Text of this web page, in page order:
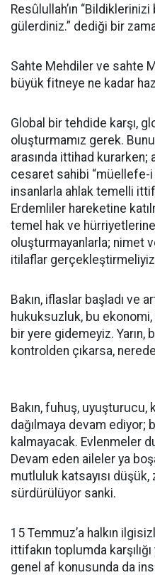
Resûlullah’ın
gülerdiniz.” dediği bir
Sahte Mehdiler ve sahte
büyük fitneye ne kadar
Global bir tehdide karşı,
oluşturmamız gerek.
arasında ittihad kurarken;
cesaret sahibi “müellefe-
insanlarla ahlak temelli
Erdemliler hareketine
temel hak ve
oluşturmayanlarla; nimet
itilaflar
Bakın, iflaslar başladı ve
hukuksuzluk, bu ekonomi,
bir yere gidemeyiz.
kontrolden çıkarsa,
Bakın, fuhuş, uyuşturucu,
dağılmaya devam ediyor;
kalmayacak. Evlenmeler
Devam eden aileler ya
mutluluk katsayısı
sürdürülüyor sanki.
15 Temmuz’a halkın
ittifakın toplumda
genel af konusunda da